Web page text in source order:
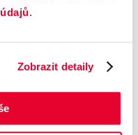
.
Zobrazit detaily